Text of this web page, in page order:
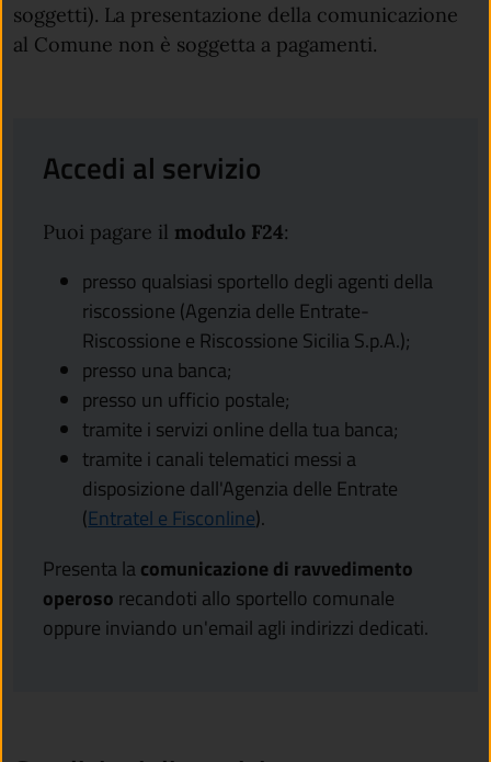
soggetti). La presentazione della comunicazione
al Comune non è soggetta a pagamenti.
Accedi al servizio
Puoi pagare il modulo F24:
presso qualsiasi sportello degli agenti della
riscossione (Agenzia delle Entrate-
Riscossione e Riscossione Sicilia S.p.A.);
presso una banca;
presso un ufficio postale;
tramite i servizi online della tua banca;
tramite i canali telematici messi a
disposizione dall'Agenzia delle Entrate
(Entratel e Fisconline(apre in un'altra scheda).
).
Presenta lacomunicazione di ravvedimento
operoso recandoti allo sportello comunale
oppure inviando un'email agli indirizzi dedicati.